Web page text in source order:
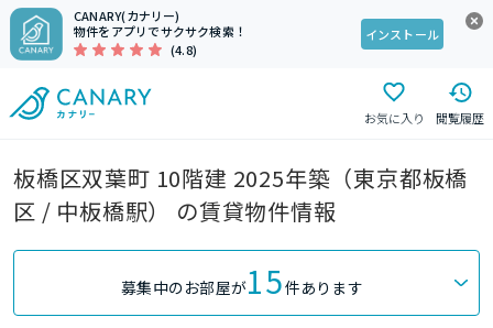
CANARY(カナリー)
物件をアプリでサクサク検索！
(4.8)
インストール
お気に入り 閲覧履歴
板橋区双葉町 10階建 2025年築（東京都板橋
区 / 中板橋駅） の賃貸物件情報
募集中のお部屋が15件あります